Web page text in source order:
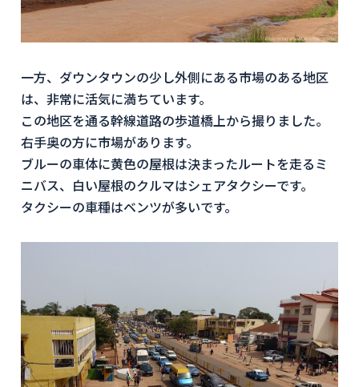
一方、ダウンタウンの少し外側にある市場のある地区
は、非常に活気に満ちています。
この地区を通る幹線道路の歩道橋上から撮りました。
右手奥の方に市場があります。
ブルーの車体に黄色の屋根は決まったルートを走るミ
ニバス、白い屋根のクルマはシェアタクシーです。
タクシーの車種はベンツが多いです。